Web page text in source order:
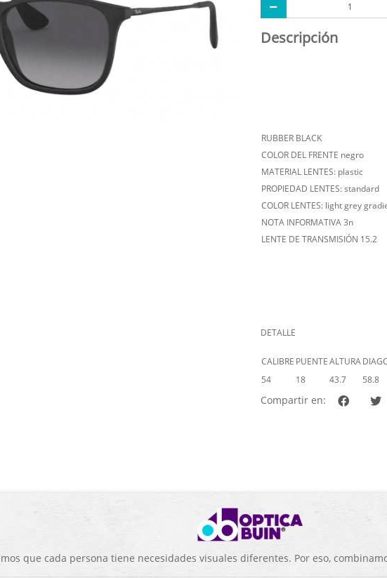
Descripción
RUBBER BLACK
COLOR DEL FRENTE negro
MATERIAL LENTES: plastic
PROPIEDAD LENTES: standard
COLOR LENTES: light grey
NOTA INFORMATIVA 3n
LENTE DE TRANSMISIÓN 15.2
DETALLE
CALIBRE PUENTEALTURA
54
18 43.7 58.8
Compartir en:
que cada persona tiene necesidades visuales diferentes. Por eso,